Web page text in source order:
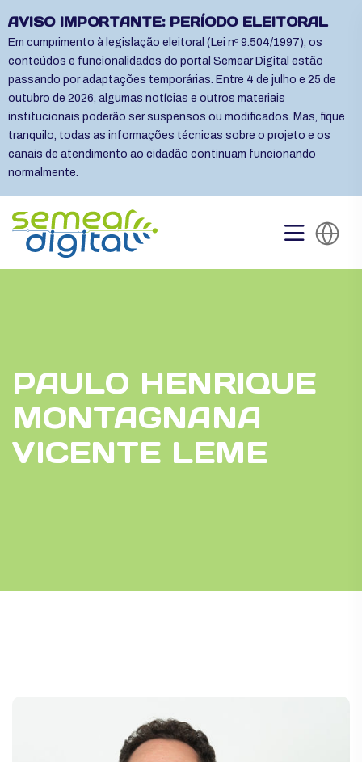
AVISO IMPORTANTE: PERÍODO ELEITORAL
Em cumprimento à legislação eleitoral (Lei nº 9.504/1997), os
conteúdos e funcionalidades do portal Semear Digital estão
passando por adaptações temporárias. Entre 4 de julho e 25 de
outubro de 2026, algumas notícias e outros materiais
institucionais poderão ser suspensos ou modificados. Mas, fique
tranquilo, todas as informações técnicas sobre o projeto e os
canais de atendimento ao cidadão continuam funcionando
normalmente.
PAULO HENRIQUE
MONTAGNANA
VICENTE LEME